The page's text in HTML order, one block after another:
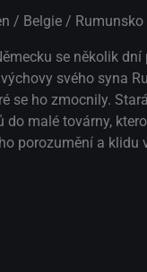
/ Belgie / Rumunsko
se několik
svého syna
se ho zmocnily.
do malé továrny,
porozumění a